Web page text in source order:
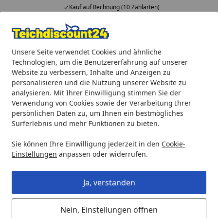
Unsere Seite verwendet Cookies und ähnliche
Technologien, um die Benutzererfahrung auf unserer
Website zu verbessern, Inhalte und Anzeigen zu
personalisieren und die Nutzung unserer Website zu
analysieren. Mit Ihrer Einwilligung stimmen Sie der
Verwendung von Cookies sowie der Verarbeitung Ihrer
persönlichen Daten zu, um Ihnen ein bestmögliches
Surferlebnis und mehr Funktionen zu bieten.
Sie können Ihre Einwilligung jederzeit in den Cookie-
Einstellungen anpassen oder widerrufen.
Ja, verstanden
Nein, Einstellungen öffnen
Kauf auf Rechnung (10 Zahlarten)
Alle Produkte
Mein Konto
Suchen
Startseite
Aquaristik biOrb Zubehör biOrb Herbstfarn Set 2
biOrb Herbstfarn Set 2 (46065)